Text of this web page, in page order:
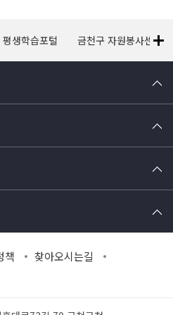
생학습포털 금천구 자원봉사센터
책
찾아오시는길